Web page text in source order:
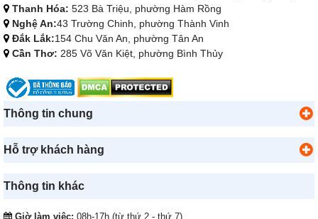
Thanh Hóa: 523 Bà Triệu, phường Hàm Rồng
Nghệ An:43 Trường Chinh, phường Thành Vinh
Đắk Lắk:154 Chu Văn An, phường Tân An
Cần Thơ: 285 Võ Văn Kiệt, phường Bình Thủy
Thông tin chung
Hỗ trợ khách hàng
Thông tin khác
Giờ làm việc: 08h-17h (từ thứ 2 - thứ 7)